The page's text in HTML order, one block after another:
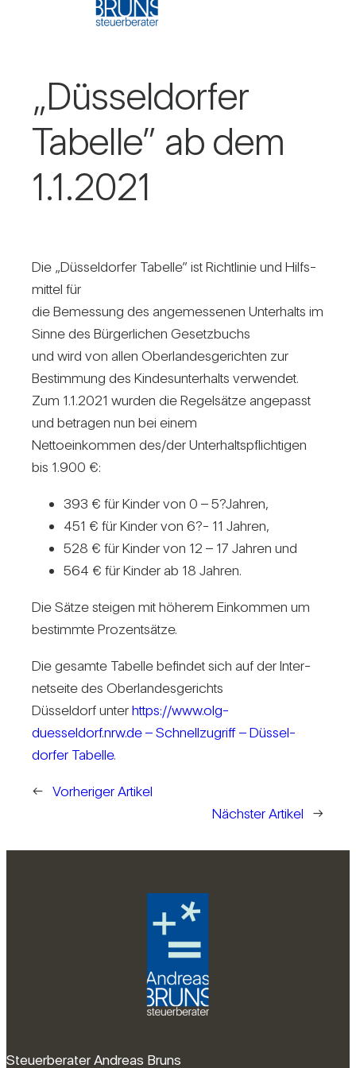
„Düs­sel­dorfer
Tabelle” ab dem
1.1.2021
Die „Düs­sel­dorfer Tabelle” ist Richt­linie und Hilfs­
mittel für
die Bemes­sung des ange­mes­senen Unter­halts im
Sinne des Bür­ger­li­chen Gesetz­buchs
und wird von allen Ober­lan­des­ge­richten zur
Bestim­mung des Kin­des­un­ter­halts ver­wendet.
Zum 1.1.2021 wurden die Regel­sätze ange­passt
und betragen nun bei einem
Net­to­ein­kommen des/​der Unter­halts­pflich­tigen
bis 1.900 €:
393 € für Kinder von 0 – 5?Jahren,
451 € für Kinder von 6?- 11 Jahren,
528 € für Kinder von 12 – 17 Jahren und
564 € für Kinder ab 18 Jahren.
Die Sätze steigen mit höherem Ein­kommen um
bestimmte Pro­zent­sätze.
Die gesamte Tabelle befindet sich auf der Inter­
net­seite des Ober­lan­des­ge­richts
Düs­sel­dorf unterhttps://www.olg-
duesseldorf.nrw.de – Schnell­zu­griff – Düs­sel­
dorfer Tabelle.
← Vorheriger Artikel
Nächster Artikel
→
Steuerberater Andreas Bruns